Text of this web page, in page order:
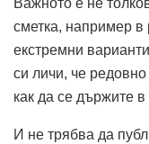
сметка, например в
екстремни
си личи, че
как да се държите в
И не трябва да